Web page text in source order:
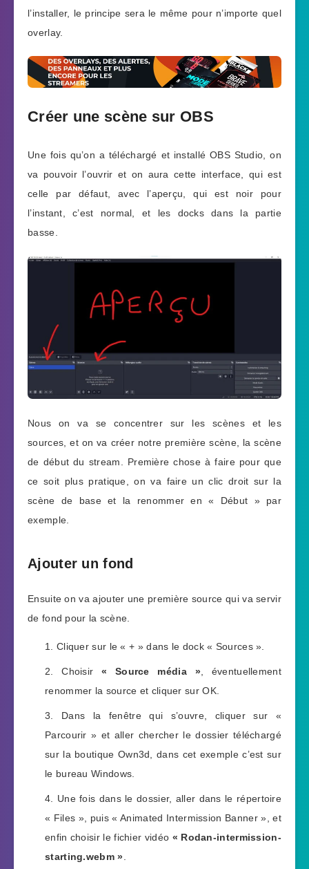
l’installer, le principe sera le même pour n’importe quel
overlay.
Créer une scène sur OBS
Une fois qu’on a téléchargé et installé OBS Studio, on
va pouvoir l’ouvrir et on aura cette interface, qui est
celle par défaut, avec l’aperçu, qui est noir pour
l’instant, c’est normal, et les docks dans la partie
basse.
Nous on va se concentrer sur les scènes et les
sources, et on va créer notre première scène, la scène
de début du stream. Première chose à faire pour que
ce soit plus pratique, on va faire un clic droit sur la
scène de base et la renommer en « Début » par
exemple.
Ajouter un fond
Ensuite on va ajouter une première source qui va servir
de fond pour la scène.
Cliquer sur le « + » dans le dock « Sources ».
Choisir « Source média », éventuellement
renommer la source et cliquer sur OK.
Dans la fenêtre qui s’ouvre, cliquer sur «
Parcourir » et aller chercher le dossier téléchargé
sur la boutique Own3d, dans cet exemple c’est sur
le bureau Windows.
Une fois dans le dossier, aller dans le répertoire
« Files », puis « Animated Intermission Banner », et
enfin choisir le fichier vidéo « Rodan-intermission-
starting.webm »